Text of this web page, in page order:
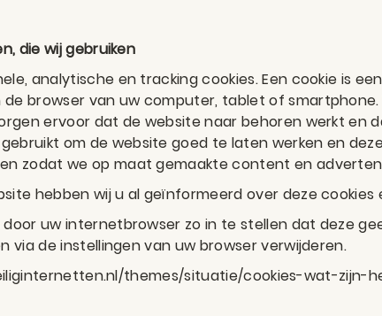
die wij gebruiken
analytische en tracking cookies. Een cookie is
de browser van uw computer, tablet of
ervoor dat de website naar behoren werkt en
om de website goed te laten werken en
zodat we op maat gemaakte content en
hebben wij u al geïnformeerd over deze
uw internetbrowser zo in te stellen dat deze
via de instellingen van uw browser verwijderen.
themes/situatie/cookies-wat-